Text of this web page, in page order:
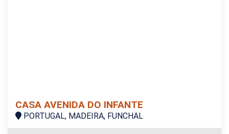
CASA AVENIDA DO INFANTE
PORTUGAL, MADEIRA, FUNCHAL